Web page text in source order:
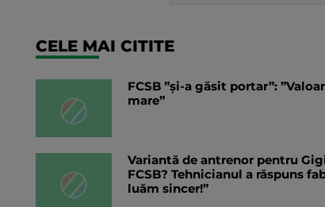
CELE MAI CITITE
FCSB ”și-a găsit portar”:
mare”
Variantă de antrenor pentru
FCSB? Tehnicianul a răspuns
luăm sincer!”